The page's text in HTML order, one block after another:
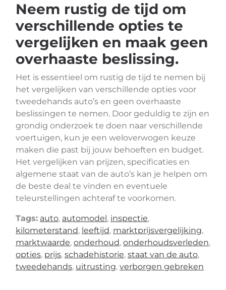
Neem rustig de tijd om
verschillende opties te
vergelijken en maak geen
overhaaste beslissing.
Het is essentieel om rustig de tijd te nemen bij
het vergelijken van verschillende opties voor
tweedehands auto’s en geen overhaaste
beslissingen te nemen. Door geduldig te zijn en
grondig onderzoek te doen naar verschillende
voertuigen, kun je een weloverwogen keuze
maken die past bij jouw behoeften en budget.
Het vergelijken van prijzen, specificaties en
algemene staat van de auto’s kan je helpen om
de beste deal te vinden en eventuele
teleurstellingen achteraf te voorkomen.
Tags: auto, automodel, inspectie,
kilometerstand, leeftijd, marktprijsvergelijking,
marktwaarde, onderhoud, onderhoudsverleden,
opties, prijs, schadehistorie, staat van de auto,
tweedehands, uitrusting, verborgen gebreken